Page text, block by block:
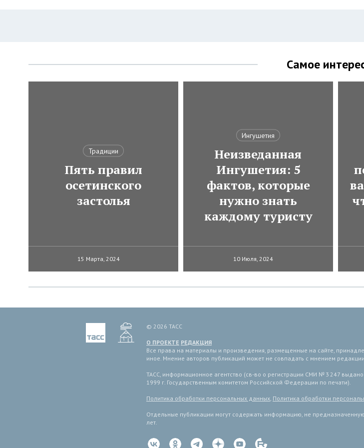
Самое
Традиции
Пять правил
осетинского
застолья
15 Марта, 2024
Ингушетия
Неизведанная
Ингушетия: 5
фактов, которые
нужно знать
каждому туристу
10 Июля, 2024
© 2026 ТАСС
О ПРОЕКТЕ РЕДАКЦИЯ
Все права на материалы и произведения, размещенные на сайте,
иное. Мнение авторов публикаций может не совпадать с мнением
ТАСС, информационное агентство (св-во о регистрации СМИ № 3 247
1999 г. Государственным комитетом Российской Федерации по печати).
Политика обработки персональных данных, Политика обработки
Отдельные публикации могут содержать информацию, не
лет.